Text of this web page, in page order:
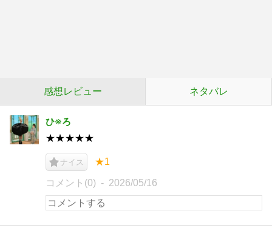
感想レビュー ネタバレ
ひ※ろ
★★★★★
ナイス ★1
コメント(0) 2026/05/16